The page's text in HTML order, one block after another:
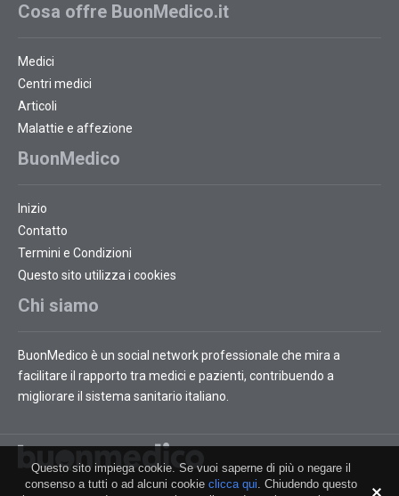
Cosa offre BuonMedico.it
Medici
Centri medici
Articoli
Malattie e affezione
BuonMedico
Inizio
Contatto
Termini e Condizioni
Questo sito utilizza i cookies
Chi siamo
BuonMedico è un social network professionale che mira a
facilitare il rapporto tra medici e pazienti, contribuendo a
migliorare il sistema sanitario italiano.
Questo sito impiega cookie. Se vuoi saperne di più o negare il
consenso a tutti o ad alcuni cookie clicca qui. Chiudendo questo